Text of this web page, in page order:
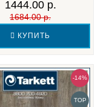
1444.00 р.
1684.00 р.
КУПИТЬ
-14%
TOP